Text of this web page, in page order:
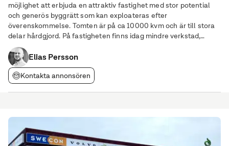
möjlighet att erbjuda en attraktiv fastighet med stor potential
och generös byggrätt som kan exploateras efter
överenskommelse. Tomten är på ca 10000 kvm och är till stora
delar hårdgjord. På fastigheten finns idag mindre verkstad,
kallförråd och skärmtak. Fastigheten kan eventuellt delas upp
och exploateras i överenskommelse med
Elias Persson
Kontakta annonsören